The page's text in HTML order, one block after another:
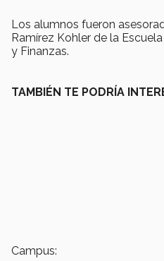
Los alumnos fueron
Ramírez Kohler de la
y Finanzas.
TAMBIÉN TE PODRÍA
Campus: